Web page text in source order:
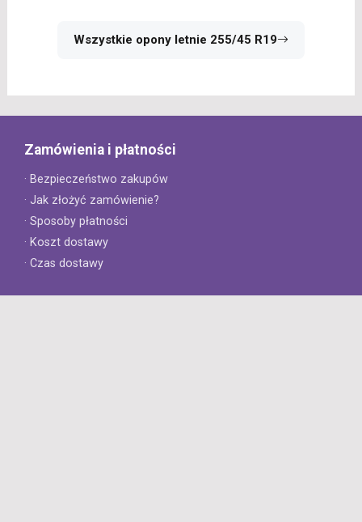
Wszystkie opony letnie 255/45 R19
Zamówienia i płatności
· Bezpieczeństwo zakupów
· Jak złożyć zamówienie?
· Sposoby płatności
· Koszt dostawy
· Czas dostawy